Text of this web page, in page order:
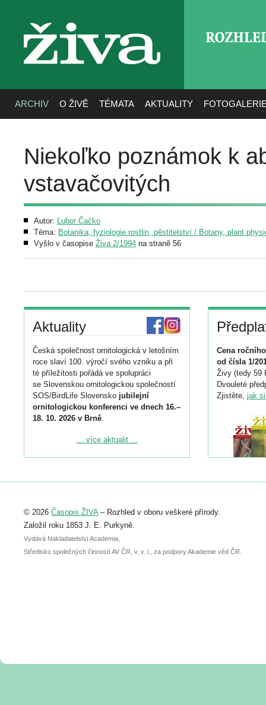
živa
ARCHIV O ŽIVĚ TÉMATA AKTUALITY
Niekoľko poznámok k
vstavačovitých
Autor: Ľubor Čačko
Téma: Botanika, fyziologie rostlin, pěstitelství / Botany, plant
Vyšlo v časopise Živa 2/1994 na straně 56
Aktuality
Česká společnost ornitologická v letošním
roce slaví 100. výročí svého vzniku a při
té příležitosti pořádá ve spolupráci
se Slovenskou ornitologickou společností
SOS/BirdLife Slovensko jubilejní
ornitologickou konferenci ve dnech 16.–
18. 10. 2026 v Brně.
Podrobnější informace ke konferenci
Registrovat se můžete do 6. září.
abstraktu přihlášené přednášky nebo
posteru je už 30. června.
... více aktualit ...
Cena
od čísla 1/
Živy (tedy 59
Dvouleté
Zjistěte, jak
© 2026 Časopis ŽIVA– Rozhled v oboru veškeré přírody.
Založil roku 1853 J. E. Purkyně.
Vydává Nakladatelství Academia,
Středisko společných činností AV ČR, v. v. i., za podpory Akademie věd ČR.